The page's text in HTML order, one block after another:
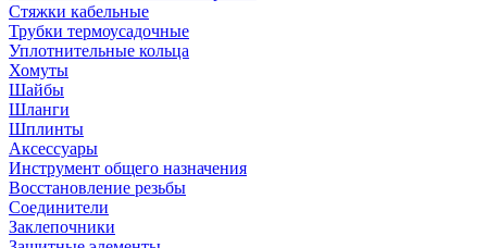
Стяжки кабельные
Трубки термоусадочные
Уплотнительные кольца
Хомуты
Шайбы
Шланги
Шплинты
Аксессуары
Инструмент общего назначения
Восстановление резьбы
Соединители
Заклепочники